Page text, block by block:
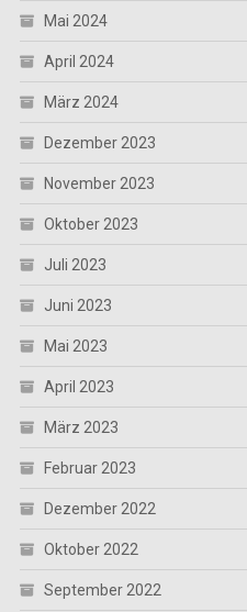
Mai 2024
April 2024
März 2024
Dezember 2023
November 2023
Oktober 2023
Juli 2023
Juni 2023
Mai 2023
April 2023
März 2023
Februar 2023
Dezember 2022
Oktober 2022
September 2022